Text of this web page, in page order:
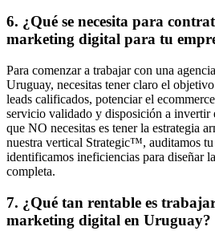
6. ¿Qué se necesita para
marketing digital para tu
Para comenzar a trabajar con una
Uruguay, necesitas tener claro el
leads calificados, potenciar el
servicio validado y disposición a invertir
que NO necesitas es tener la estrategia
nuestra vertical Strategic™, auditamos
identificamos ineficiencias para diseñar
completa.
7. ¿Qué tan rentable es
marketing digital en Uruguay?